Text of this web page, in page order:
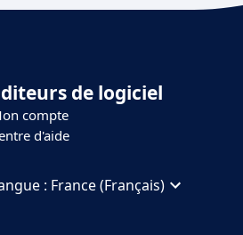
de logiciel
compte
d'aide
: France (Français)